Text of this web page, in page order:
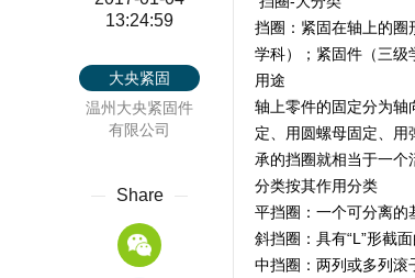
13:24:59
大央紧固
温州大央紧固件
有限公司
Share
挡圈：紧固在轴上的圈
学科）；紧固件（三级
用途
轴上零件的固定分为轴
定、用圆螺母固定、
承的挡圈就相当于一个
分类按其作用分类
平挡圈：一个可分离的
斜挡圈：具有“L”形截
中挡圈：两列或多列滚